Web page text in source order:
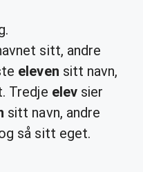
sitt, andre
eleven sitt navn,
Tredje elevsier
sitt navn, andre
så sitt eget.